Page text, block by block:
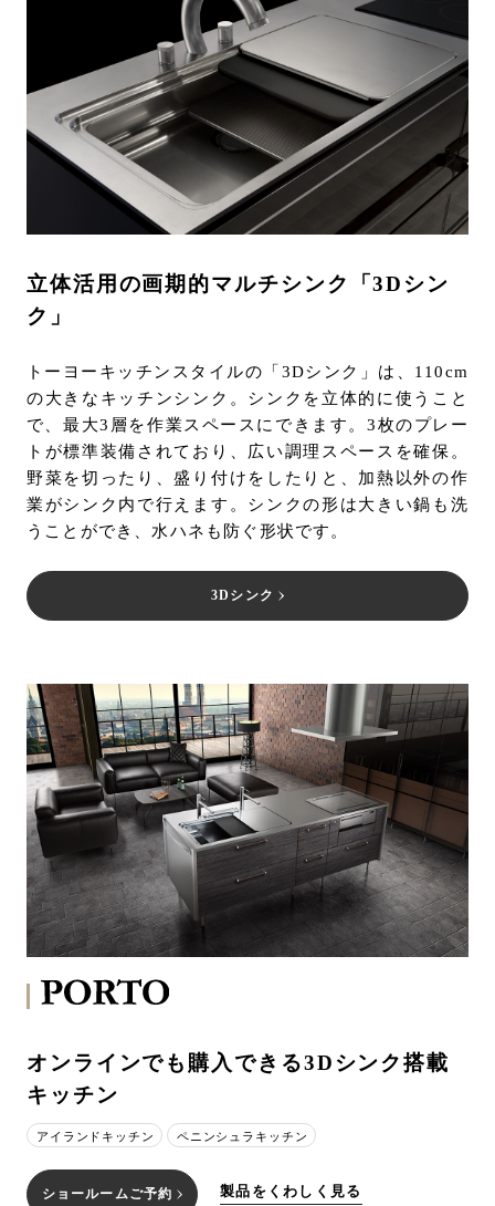
立体活用の画期的マルチシンク「3Dシン
ク」
トーヨーキッチンスタイルの「3Dシンク」は、110cm
の大きなキッチンシンク。シンクを立体的に使うこと
で、最大3層を作業スペースにできます。3枚のプレー
トが標準装備されており、広い調理スペースを確保。
野菜を切ったり、盛り付けをしたりと、加熱以外の作
業がシンク内で行えます。シンクの形は大きい鍋も洗
うことができ、水ハネも防ぐ形状です。
3Dシンク
オンラインでも購入できる3Dシンク搭載
キッチン
アイランドキッチン ペニンシュラキッチン
ショールームご予約 製品をくわしく見る